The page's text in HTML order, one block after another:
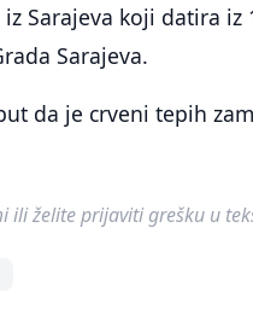
Sarajeva koji datira
Sarajeva.
da je crveni tepih
ili želite prijaviti grešku u